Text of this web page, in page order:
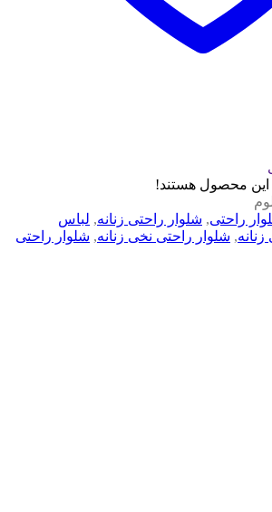
این محصول هستند!
راحتی, شلوار راحتی زنانه, لباس
, شلوار راحتی نخی زنانه, شلوار راحتی